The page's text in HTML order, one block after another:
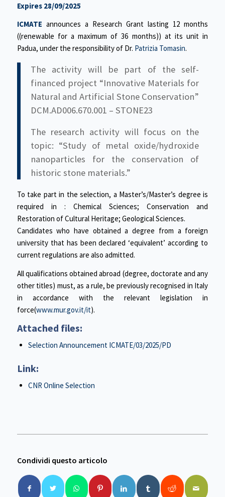
Expires 28/09/2025
ICMATE announces a Research Grant lasting 12 months
((renewable for a maximum of 36 months)) at its unit in
Padua, under the responsibility of Dr. Patrizia Tomasin.
The activity will be part of the self-
financed project “Innovative Materials for
Natural and Artificial Stone Conservation”
DCM.AD006.670.001 – STONE23
The research activity will focus on the
topic: “Study of metal oxide/hydroxide
nanoparticles for the conservation of
historic stone materials.”
To take part in the selection, a Master’s/Master’s degree is
required in : Chemical Sciences; Conservation and
Restoration of Cultural Heritage; Geological Sciences.
Candidates who have obtained a degree from a foreign
university that has been declared ‘equivalent’ according to
current regulations are also admitted.
All qualifications obtained abroad (degree, doctorate and any
other titles) must, as a rule, be previously recognised in Italy
in accordance with the relevant legislation in
force(www.mur.gov.it/it).
Attached files:
Selection Announcement ICMATE/03/2025/PD
Link:
CNR Online Selection
Condividi questo articolo